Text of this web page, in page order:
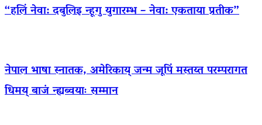
“हलिं नेवा: दबुलिइ न्हूगु युगारम्भ – नेवा: एकताया प्रतीक”
नेपाल भाषा स्नातक, अमेरिकाय् जन्म जूपिं मस्तय्त परम्परागत
धिमय् बाजं न्ह्यब्वयाः सम्मान